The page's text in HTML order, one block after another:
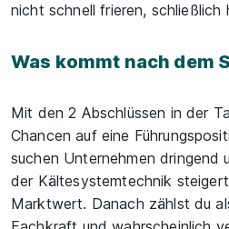
nicht schnell frieren, schließlich
Was kommt nach dem
Mit den 2 Abschlüssen in der
Chancen auf eine
suchen Unternehmen dringend
der Kältesystemtechnik
Marktwert. Danach zählst du